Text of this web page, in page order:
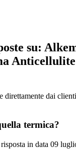
su:
Anticellulite
direttamente dai
termica?
in data 09